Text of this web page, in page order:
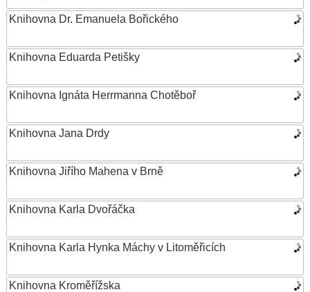
Knihovna Dr. Emanuela Bořického
Knihovna Eduarda Petišky
Knihovna Ignáta Herrmanna Chotěboř
Knihovna Jana Drdy
Knihovna Jiřího Mahena v Brně
Knihovna Karla Dvořáčka
Knihovna Karla Hynka Máchy v Litoměřicích
Knihovna Kroměřížska